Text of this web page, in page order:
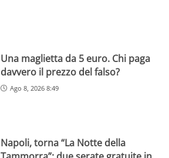
Una maglietta da 5 euro. Chi paga
davvero il prezzo del falso?
Ago 8, 2026 8:49
Napoli, torna “La Notte della